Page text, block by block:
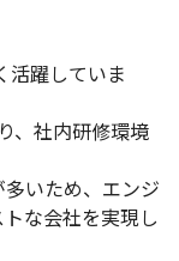
活躍していま
、社内研修環境
いため、エンジ
な会社を実現し